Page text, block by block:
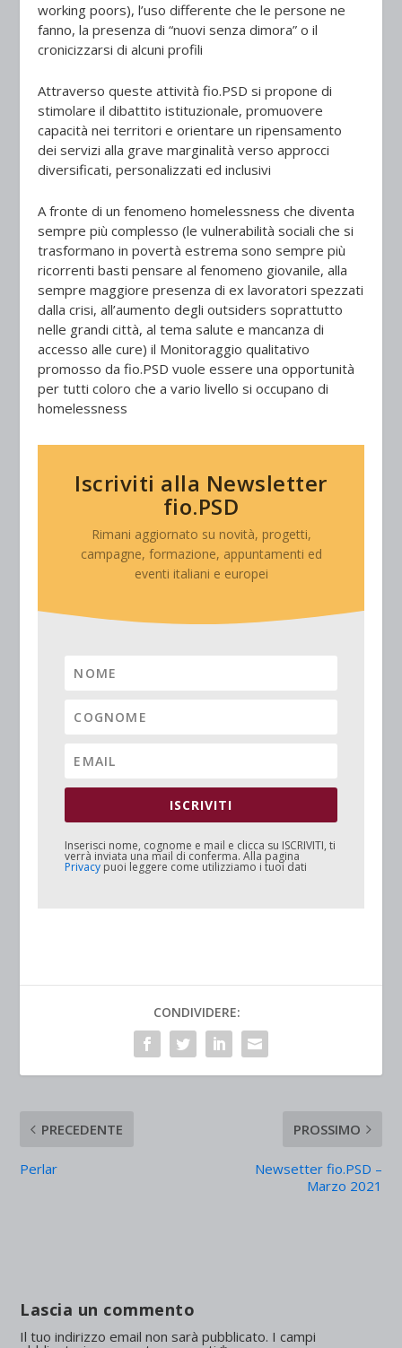
working poors), l’uso differente che le persone ne
fanno, la presenza di “nuovi senza dimora” o il
cronicizzarsi di alcuni profili
Attraverso queste attività fio.PSD si propone di
stimolare il dibattito istituzionale, promuovere
capacità nei territori eorientare un ripensamento
dei servizi alla grave marginalità verso approcci
diversificati, personalizzati ed inclusivi
A fronte di un fenomeno homelessness che diventa
sempre più complesso (le vulnerabilità sociali che si
trasformano in povertà estrema sono sempre più
ricorrenti basti pensare al fenomeno giovanile, alla
sempre maggiore presenza di ex lavoratori spezzati
dalla crisi, all’aumento deglioutsiders soprattutto
nelle grandi città, al tema salute e mancanza di
accesso alle cure) il Monitoraggio qualitativo
promosso da fio.PSD vuole essere una opportunità
per tutti coloro che a vario livello si occupano di
homelessness
Iscriviti alla Newsletter
fio.PSD
Rimani aggiornato su novità, progetti,
campagne, formazione, appuntamenti ed
eventi italiani e europei
ISCRIVITI
Inserisci nome, cognome e mail e clicca su ISCRIVITI, ti
verrà inviata una mail di conferma. Alla pagina
Privacy puoi leggere come utilizziamo i tuoi dati
CONDIVIDERE:
PRECEDENTE
Perlar
PROSSIMO
Newsetter fio.PSD –
Marzo 2021
Lascia un commento
Il tuo indirizzo email non sarà pubblicato. I campi